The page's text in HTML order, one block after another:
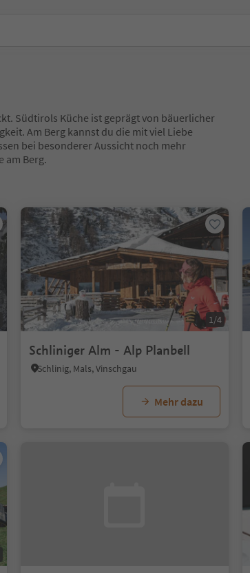
Südtirols Küche ist geprägt von bäuerlicher
Am Berg kannst du die mit viel Liebe
bei besonderer Aussicht noch mehr
am Berg.
1/4
Schliniger Alm - Alp Planbell
Schlinig, Mals, Vinschgau
Mehr dazu